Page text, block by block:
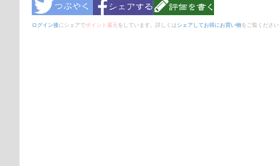
ログイン後にシェアでポイント還元をしています。詳しくはシェアしてお得にお買い物をご覧ください